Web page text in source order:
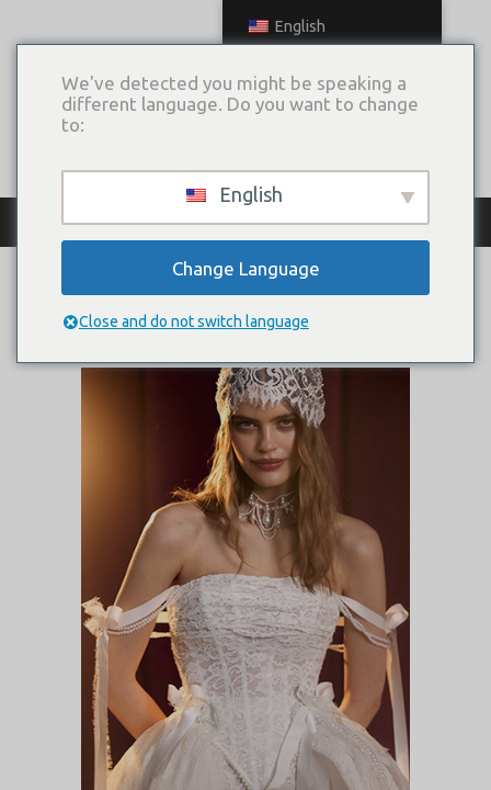
КАТАЛОГ ПЛАТЬЕВ
Дива
НИМФА (КОРСЕТ)
DIVA
English
We've detected you might be speaking a
different language. Do you want to change
to:
English
Change Language
Close and do not switch language